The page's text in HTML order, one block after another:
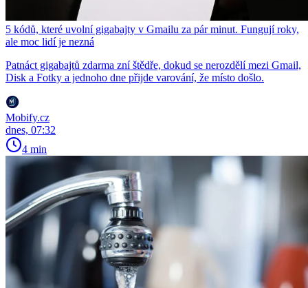
5 kódů, které uvolní gigabajty v Gmailu za pár minut. Fungují roky,
ale moc lidí je nezná
Patnáct gigabajtů zdarma zní štědře, dokud se nerozdělí mezi Gmail,
Disk a Fotky a jednoho dne přijde varování, že místo došlo.
Mobify.cz
dnes, 07:32
4 min